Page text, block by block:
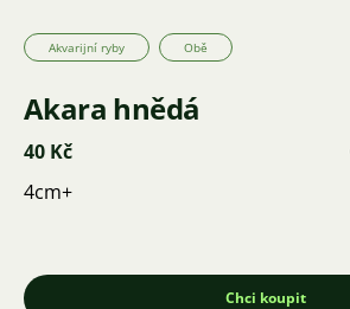
Akvarijní ryby Obě
Akara hnědá
40 Kč
4cm+
Chci koupit